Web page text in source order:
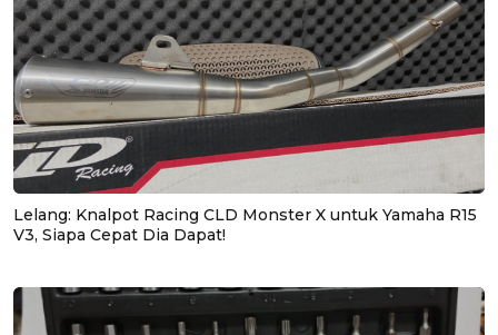
Lelang: Knalpot Racing CLD Monster X untuk Yamaha R15
V3, Siapa Cepat Dia Dapat!